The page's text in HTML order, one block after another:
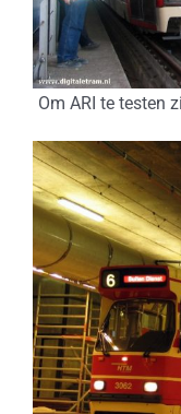
Om ARI te testen